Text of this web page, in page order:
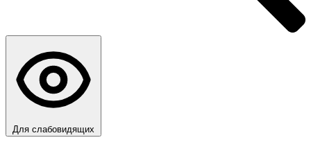
Для слабовидящих